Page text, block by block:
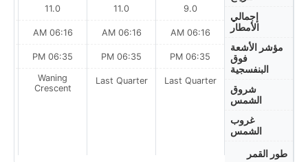
إجمالي
الأمطار
مؤشر الأشعة
فوق
البنفسجية
شروق
الشمس
غروب
الشمس
طور القمر
9.0
06:16 AM
06:35 PM
Last Quarter
11.0
06:16 AM
06:35 PM
Last Quarter
11.0
06:16 AM
06:35 PM
Waning
Crescent